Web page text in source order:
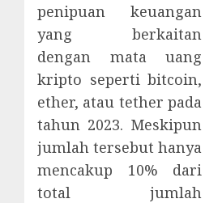
penipuan keuangan
yang berkaitan
dengan mata uang
kripto seperti bitcoin,
ether, atau tether pada
tahun 2023. Meskipun
jumlah tersebut hanya
mencakup 10% dari
total jumlah